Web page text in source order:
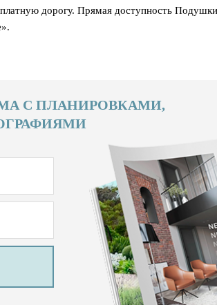
дорогу. Прямая доступность
С ПЛАНИРОВКАМИ,